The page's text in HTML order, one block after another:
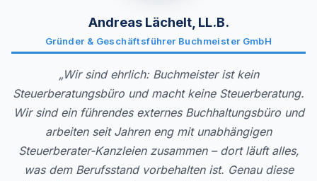
Andreas Lächelt, LL.B.
Gründer & Geschäftsführer Buchmeister GmbH
„Wir sind ehrlich: Buchmeister ist kein
Steuerberatungsbüro und macht keine Steuerberatung.
Wir sind ein führendes externes Buchhaltungsbüro und
arbeiten seit Jahren eng mit unabhängigen
Steuerberater-Kanzleien zusammen – dort läuft alles,
was dem Berufsstand vorbehalten ist. Genau diese